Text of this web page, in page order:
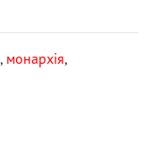
, монархія,